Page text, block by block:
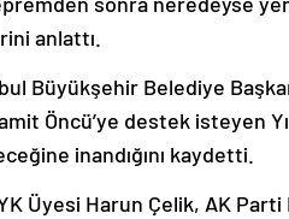
anlattı.
Büyükşehir Belediye
Öncü’ye destek isteyen
inandığını kaydetti.
Üyesi Harun Çelik, AK